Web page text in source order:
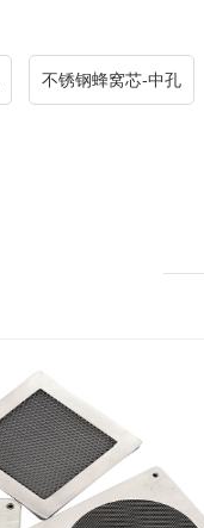
不锈钢蜂窝芯-中孔